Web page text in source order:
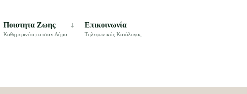
Ποιοτητα Ζωης
Καθημερινότητα στον Δήμο
Επικοινωνία
Τηλεφωνικός Κατάλογος